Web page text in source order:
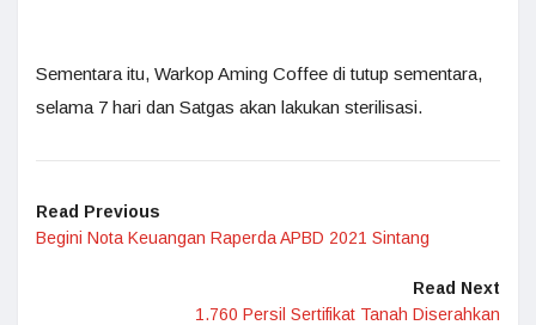
Sementara itu, Warkop Aming Coffee di tutup sementara,
selama 7 hari dan Satgas akan lakukan sterilisasi.
Read Previous
Begini Nota Keuangan Raperda APBD 2021 Sintang
Read Next
1.760 Persil Sertifikat Tanah Diserahkan